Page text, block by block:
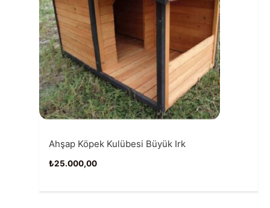
Ahşap Köpek Kulübesi Büyük Irk
₺25.000,00